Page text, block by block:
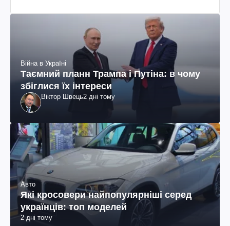
Війна в Україні
Таємний планн Трампа і Путіна: в чому
збіглися їх інтереси
Віктор Швець2 дні тому
Авто
Які кросовери найпопулярніші серед
українців: топ моделей
2 дні тому